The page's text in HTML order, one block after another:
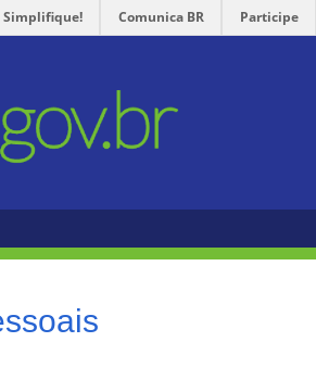
Simplifique! Comunica BR Participe